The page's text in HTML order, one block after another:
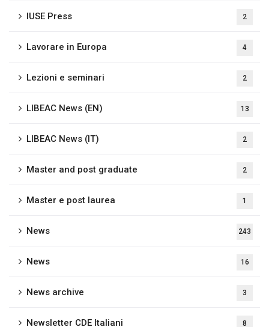
IUSE Press 2
Lavorare in Europa 4
Lezioni e seminari 2
LIBEAC News (EN) 13
LIBEAC News (IT) 2
Master and post graduate 2
Master e post laurea 1
News 243
News 16
News archive 3
Newsletter CDE Italiani 8